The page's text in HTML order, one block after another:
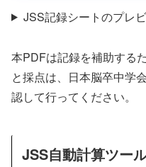
JSS記録シートのプレ
本PDFは記録を補助する
と採点は、日本脳卒中学
認して行ってください。
JSS自動計算ツー